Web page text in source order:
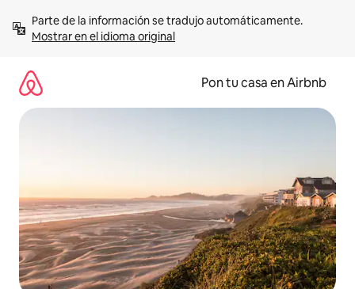
contenidoMostrar en el idioma original
Pon tu casa en Airbnb